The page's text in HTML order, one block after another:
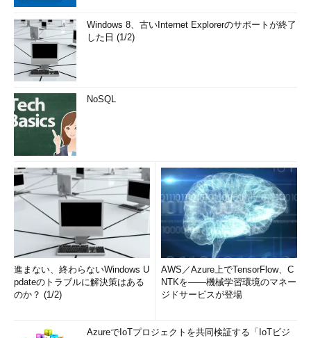
Windows 8、古いInternet Explorerのサポートが終了
した日 (1/2)
NoSQL
進まない、終わらないWindows U
pdateのトラブルに解決策はある
のか？ (1/2)
AWS／Azure上でTensorFlow、C
NTKを――機械学習環境のマネー
ジドサービスが登場
AzureでIoTプロジェクトを共同検証する「IoTビジ